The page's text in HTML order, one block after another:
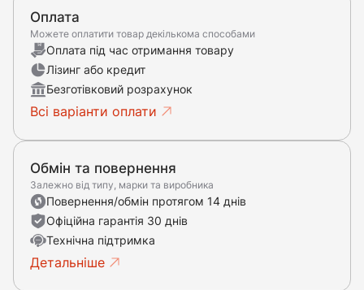
Оплата
Можете оплатити товар декількома способами
Оплата під час отримання товару
Лізинг або кредит
Безготівковий розрахунок
Всі варіанти оплати
Обмін та повернення
Залежно від типу, марки та виробника
Повернення/обмін протягом 14 днів
Офіційна гарантія 30 днів
Технічна підтримка
Детальніше